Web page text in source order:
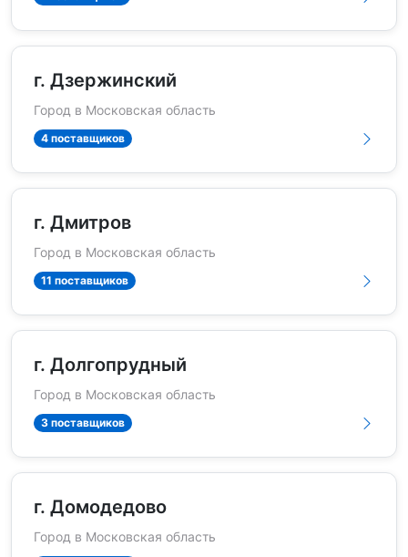
г. Дзержинский
Город в Московская область
4 поставщиков
г. Дмитров
Город в Московская область
11 поставщиков
г. Долгопрудный
Город в Московская область
3 поставщиков
г. Домодедово
Город в Московская область